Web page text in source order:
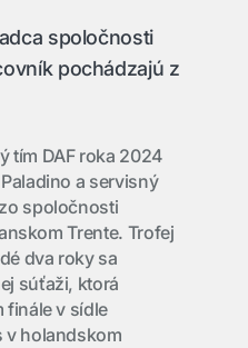
spoločnosti
pochádzajú z
tím DAF roka 2024
a servisný
spoločnosti
Trente. Trofej
dva roky sa
súťaži, ktorá
v sídle
v holandskom